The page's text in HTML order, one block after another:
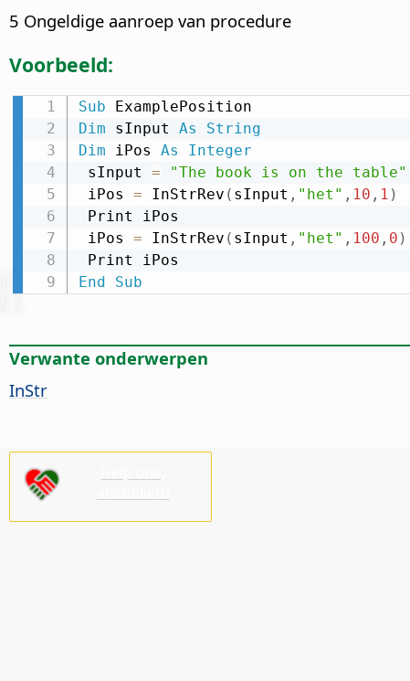
5 Ongeldige aanroep van procedure
Voorbeeld:
Sub
Dim sInput As
String
Dim iPos As
Integer
sInput =
"The book is on the table"
iPos = InStrRev ( sInput , "het" , 10 , 1 )
iPos = InStrRev ( sInput , "het" , 100 , 0 )
End
Sub
Verwante onderwerpen
InStr